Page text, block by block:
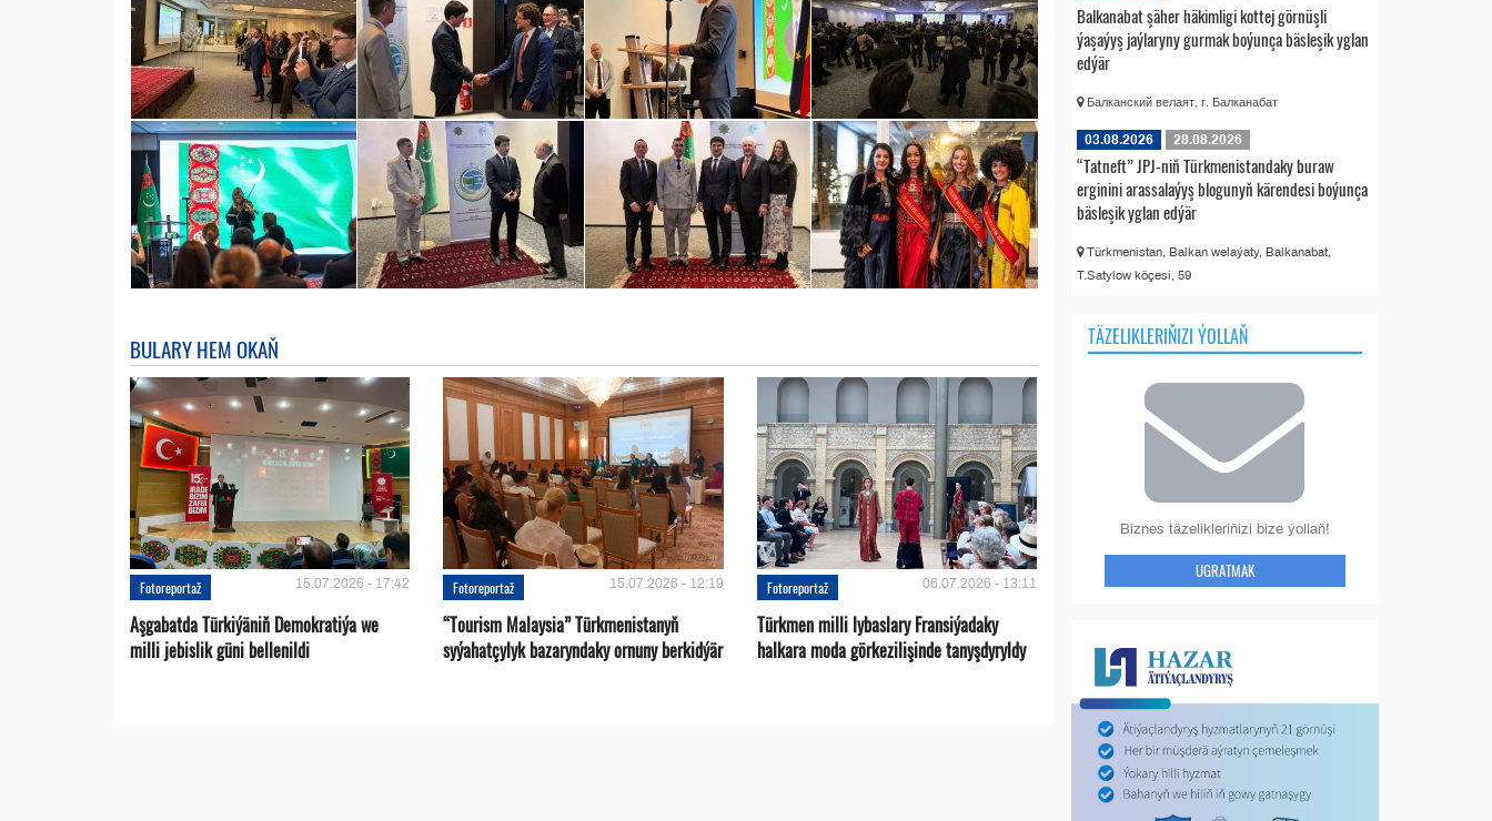
BULARY HEM OKAŇ
Fotoreportaž 15.07.2026 - 17:42
Aşgabatda Türkiýäniň Demokratiýa we
milli jebislik güni bellenildi
Fotoreportaž 15.07.2026 - 12:19
“Tourism Malaysia” Türkmenistanyň
syýahatçylyk bazaryndaky ornuny berkidýär
Fotoreportaž 06.07.2026 - 13:11
Türkmen milli lybaslary Fransiýadaky
halkara moda görkezilişinde tanyşdyryldy
Balkanabat şäher häkimligi kottej görnüşli
ýaşaýyş jaýlaryny gurmak boýunça bäsleşik yglan
edýär
Балканский велаят, г. Балканабат
03.08.2026 28.08.2026
“Tatneft” JPJ-niň Türkmenistandaky buraw
erginini arassalaýyş blogunyň kärendesi boýunça
bäsleşik yglan edýär
Türkmenistan, Balkan welaýaty, Balkanabat,
T.Satylow köçesi, 59
TÄZELIKLERIŇIZI ÝOLLAŇ
Biznes täzelikleriňizi bize ýollaň!
UGRATMAK